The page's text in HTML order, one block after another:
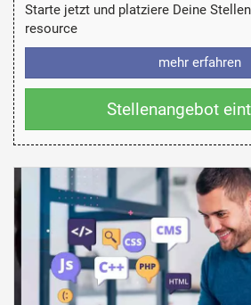
Starte jetzt und platziere Deine
resource
mehr erfahren
Stellenangebot